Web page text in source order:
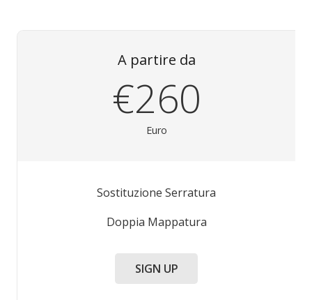
A partire da
€260
Euro
Sostituzione Serratura
Doppia Mappatura
SIGN UP